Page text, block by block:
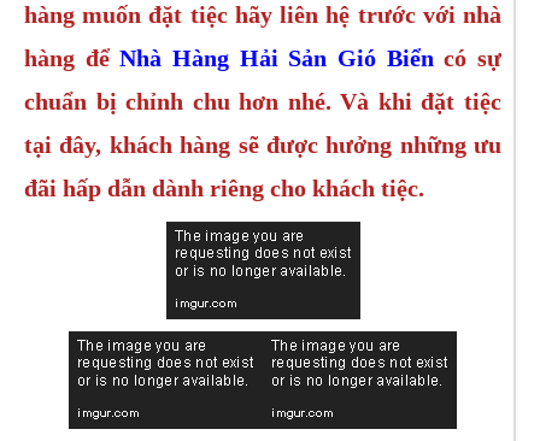
hàng muốn đặt tiệc hãy liên hệ trước với nhà
hàng đểNhà Hàng Hải Sản Gió Biển có sự
chuẩn bị chỉnh chu hơn nhé. Và khi đặt tiệc
tại đây, khách hàng sẽ được hưởng những ưu
đãi hấp dẫn dành riêng cho khách tiệc.